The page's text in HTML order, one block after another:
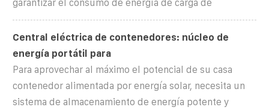
garantizar el consumo de energía de carga de
Central eléctrica de contenedores: núcleo de
energía portátil para
Para aprovechar al máximo el potencial de su casa
contenedor alimentada por energía solar, necesita un
sistema de almacenamiento de energía potente y